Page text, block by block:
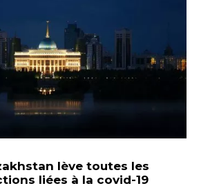
lève toutes les
liées à la covid-19